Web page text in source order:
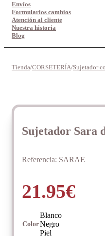
Envíos
Formularios cambios
Atención al cliente
Nuestra historia
Blog
Tienda/CORSETERÍA/Sujetador
Sujetador Sara
Referencia: SARAE
21.95€
Color
Blanco
Negro
Piel